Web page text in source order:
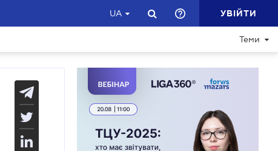
UA УВІЙТИ
Теми